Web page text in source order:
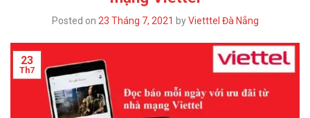
Posted on 23 Tháng 7, 2021 byVietttel Đà Nẵng
23
Th7